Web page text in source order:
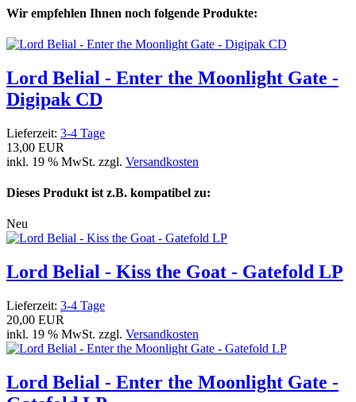
Wir empfehlen Ihnen noch folgende Produkte:
Lord Belial - Enter the Moonlight Gate -
Digipak CD
Lieferzeit: 3-4 Tage
13,00 EUR
inkl. 19 % MwSt. zzgl. Versandkosten
Dieses Produkt ist z.B. kompatibel zu:
Neu
Lord Belial - Kiss the Goat - Gatefold LP
Lieferzeit: 3-4 Tage
20,00 EUR
inkl. 19 % MwSt. zzgl. Versandkosten
Lord Belial - Enter the Moonlight Gate -